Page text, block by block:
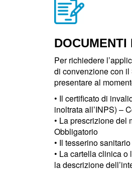
DOCUMENTI
Per richiedere
di convenzione con il
presentare al
• Il certificato di
inoltrata all’INPS) –
• La prescrizione del
Obbligatorio
• Il tesserino
• La cartella clinica
la descrizione